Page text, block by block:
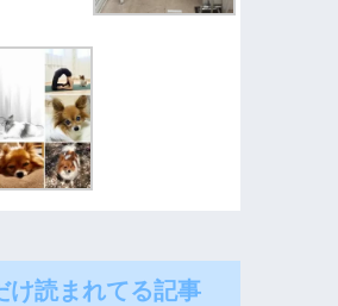
け読まれてる記事